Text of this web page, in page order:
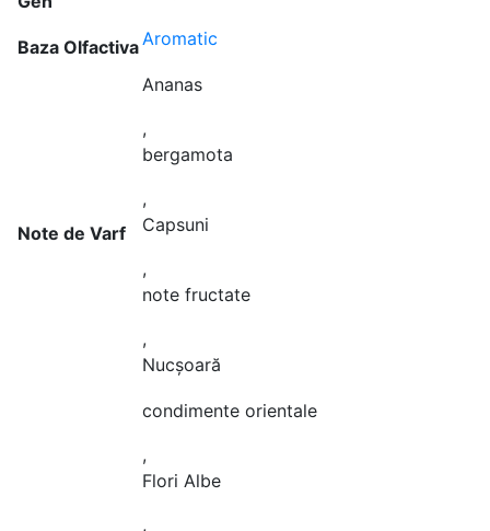
Baza OlfactivaAromatic
Note de Varf
Ananas
,
bergamota
,
Capsuni
,
note fructate
,
Nucșoară
condimente orientale
,
Flori Albe
,